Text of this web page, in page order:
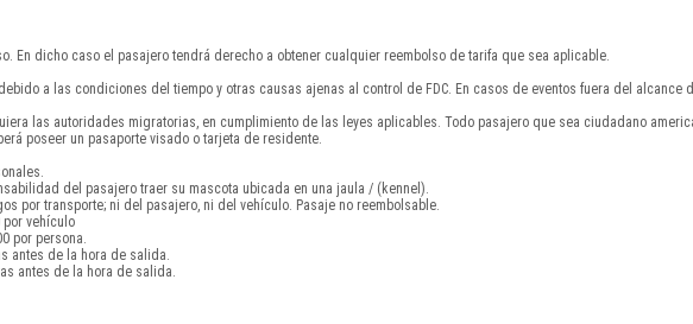
En dicho caso el pasajero tendrá derecho a obtener cualquier reembolso de tarifa que sea aplicable.
a las condiciones del tiempo y otras causas ajenas al control de FDC. En casos de eventos fuera del alcance
las autoridades migratorias, en cumplimiento de las leyes aplicables. Todo pasajero que sea ciudadano
poseer un pasaporte visado o tarjeta de residente.
del pasajero traer su mascota ubicada en una jaula / (kennel).
por transporte; ni del pasajero, ni del vehículo. Pasaje no reembolsable.
vehículo
por persona.
antes de la hora de salida.
antes de la hora de salida.